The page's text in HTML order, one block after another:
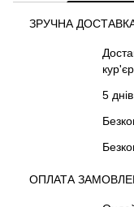
ЗРУЧНА
5
ОПЛАТА